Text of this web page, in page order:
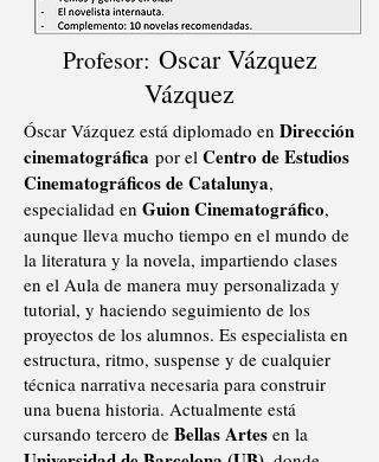
Profesor: Oscar Vázquez
Vázquez
Óscar Vázquez está diplomado en Dirección
cinematográfica por el Centro de Estudios
Cinematográficos de Catalunya,
especialidad en Guion Cinematográfico,
aunque lleva mucho tiempo en el mundo de
la literatura y la novela, impartiendo clases
en el Aula de manera muy personalizada y
tutorial, y haciendo seguimiento de los
proyectos de los alumnos. Es especialista en
estructura, ritmo, suspense y de cualquier
técnica narrativa necesaria para construir
una buena historia. Actualmente está
cursando tercero de Bellas Artes en la